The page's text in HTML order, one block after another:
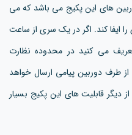
های این پکیج می باشد که می
ایفا کند. اگر در یک سری از ساعت
می کنید در محدوده نظارت
طرف دوربین پیامی ارسال خواهد
شد. زوم دیجیتال، انتقال تصویر و NVR از دیگر قابلیت های این پکیج بسیار